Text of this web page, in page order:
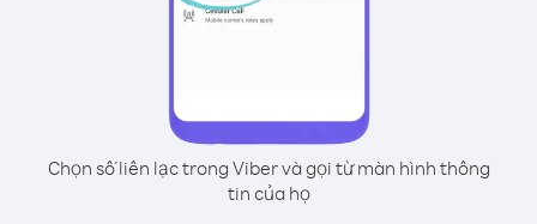
Chọn số liên lạc trong Viber và gọi từ màn hình thông
tin của họ